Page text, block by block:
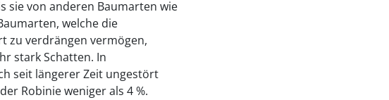
sie von anderen Baumarten wie
welche die
zu verdrängen vermögen,
stark Schatten. In
seit längerer Zeit ungestört
Robinie weniger als 4 %.